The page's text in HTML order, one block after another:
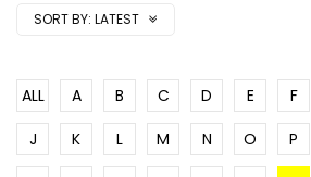
SORT BY: LATEST
ALL A B C D E F
J
K L M N O P